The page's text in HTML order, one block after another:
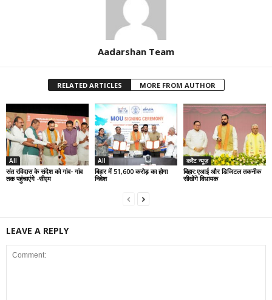
Aadarshan Team
RELATED ARTICLES MORE FROM AUTHOR
All
संत रविदास के संदेश को गांव- गांव
तक पहुंचाएंगे -सीएम
All
बिहार में 51,600 करोड़ का होगा
निवेश
करेंट न्यूज़
बिहार:एआई और डिजिटल तकनीक
सीखेंगे विधायक
LEAVE A REPLY